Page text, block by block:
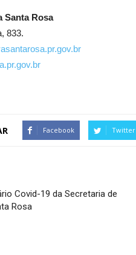
Santa Rosa
833.
Facebook Twitter
Covid-19 da Secretaria de
Rosa